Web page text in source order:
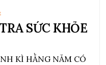
SỨC KHỎE
KÌ HẰNG NĂM CÓ